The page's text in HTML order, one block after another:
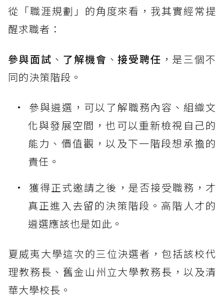
從「職涯規劃」的角度來看，我其實經常提
醒求職者：
參與面試 、 了解機會 、接受聘任 ，是三個不
同的決策階段。
參與遴選，可以了解職務內容、組織文
化與發展空間，也可以重新檢視自己的
能力、價值觀，以及下一階段想承擔的
責任。
獲得正式邀請之後，是否接受職務，才
真正進入去留的決策階段。高階人才的
遴選應該也是如此。
夏威夷大學這次的三位決選者，包括該校代
理教務長、舊金山州立大學教務長，以及清
華大學校長。